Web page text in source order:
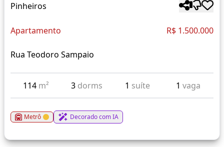
Pinheiros
Apartamento R$ 1.500.000
Rua Teodoro Sampaio
114 m² 3 dorms 1 suíte 1 vaga
Metrô Decorado com IA